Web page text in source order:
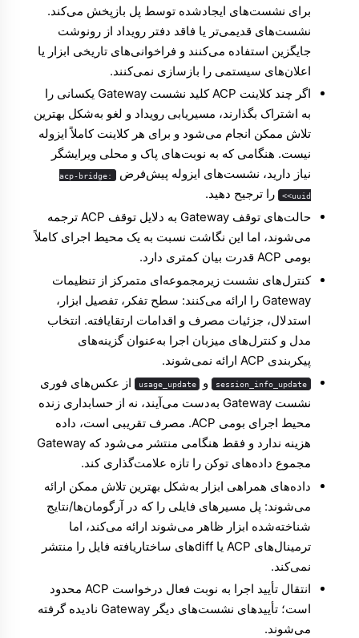
برای نشست‌های ایجادشده توسط پل بازپخش می‌کند.
نشست‌های قدیمی‌تر یا فاقد دفتر رویداد از رونوشت
جایگزین استفاده می‌کنند و فراخوانی‌های تاریخی ابزار یا
اعلان‌های سیستمی را بازسازی نمی‌کنند.
اگر چند کلاینت ACP کلید نشست Gateway یکسانی را
به اشتراک بگذارند، مسیریابی رویداد و لغو به‌شکل بهترین
تلاش ممکن انجام می‌شود و برای هر کلاینت کاملاً ایزوله
نیست. هنگامی که به نوبت‌های پاک و محلی ویرایشگر
نیاز دارید، نشست‌های ایزوله پیش‌فرض
acp-bridge:
<uuid>
را ترجیح دهید.
حالت‌های توقف Gateway به دلایل توقف ACP ترجمه
می‌شوند، اما این نگاشت نسبت به یک محیط اجرای کاملاً
بومی ACP قدرت بیان کمتری دارد.
کنترل‌های نشست زیرمجموعه‌ای متمرکز از تنظیمات
Gateway را ارائه می‌کنند: سطح تفکر، تفصیل ابزار،
استدلال، جزئیات مصرف و اقدامات ارتقایافته. انتخاب
مدل و کنترل‌های میزبان اجرا به‌عنوان گزینه‌های
پیکربندی ACP ارائه نمی‌شوند.
session_info_update و usage_update
از عکس‌های فوری
نشست Gateway به‌دست می‌آیند، نه از حسابداری زنده
محیط اجرای بومی ACP. مصرف تقریبی است، داده
هزینه ندارد و فقط هنگامی منتشر می‌شود که Gateway
مجموع داده‌های توکن را تازه علامت‌گذاری کند.
داده‌های همراهی ابزار به‌شکل بهترین تلاش ممکن ارائه
می‌شوند: پل مسیرهای فایلی را که در آرگومان‌ها/نتایج
شناخته‌شده ابزار ظاهر می‌شوند ارائه می‌کند، اما
ترمینال‌های ACP یا diffهای ساختاریافته فایل را منتشر
نمی‌کند.
انتقال تأیید اجرا به نوبت فعال درخواست ACP محدود
است؛ تأییدهای نشست‌های دیگر Gateway نادیده گرفته
می‌شوند.